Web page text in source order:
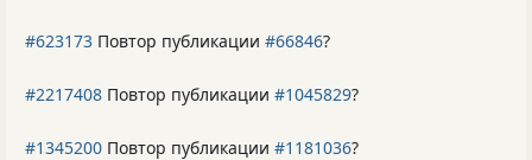
#623173 Повтор публикации #66846?
#2217408 Повтор публикации #1045829?
#1345200 Повтор публикации #1181036?